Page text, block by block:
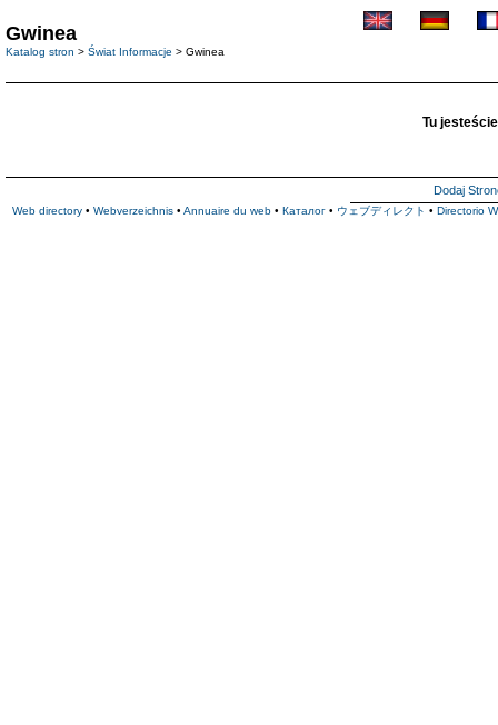
Gwinea
Katalog stron > Świat Informacje > Gwinea
Tu
Dodaj
Web directory • Webverzeichnis • Annuaire du web • Каталог • ウェブディレクト • Directorio